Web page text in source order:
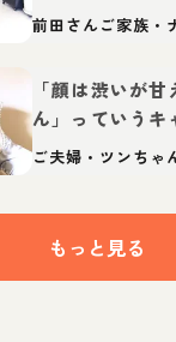
一目惚れ
前田さんご家族・
「顔は渋いが
ん」っていうキ
止まって
ご夫婦・ツンちゃ
もっと見る